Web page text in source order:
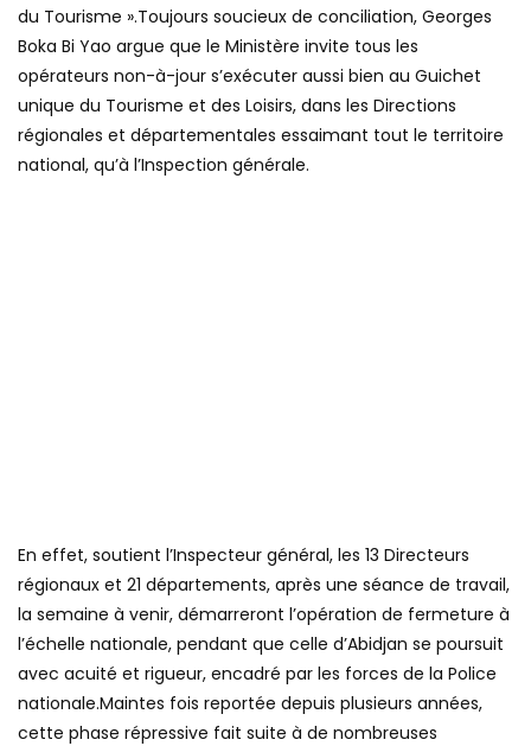
du Tourisme ».Toujours soucieux de conciliation, Georges
Boka Bi Yao argue que le Ministère invite tous les
opérateurs non-à-jour s’exécuter aussi bien au Guichet
unique du Tourisme et des Loisirs, dans les Directions
régionales et départementales essaimant tout le territoire
national, qu’à l’Inspection générale.
En effet, soutient l’Inspecteur général, les 13 Directeurs
régionaux et 21 départements, après une séance de travail,
la semaine à venir, démarreront l’opération de fermeture à
l’échelle nationale, pendant que celle d’Abidjan se poursuit
avec acuité et rigueur, encadré par les forces de la Police
nationale.Maintes fois reportée depuis plusieurs années,
cette phase répressive fait suite à de nombreuses